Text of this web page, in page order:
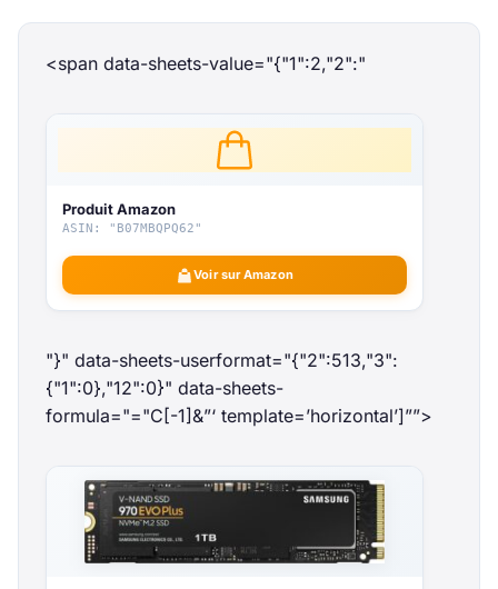
<span data-sheets-value="{"1":2,"2":"
Produit Amazon
ASIN: "B07MBQPQ62"
Voir sur Amazon
"}" data-sheets-userformat="{"2":513,"3":
{"1":0},"12":0}" data-sheets-
formula="="C[-1]&”‘ template=’horizontal’]””>